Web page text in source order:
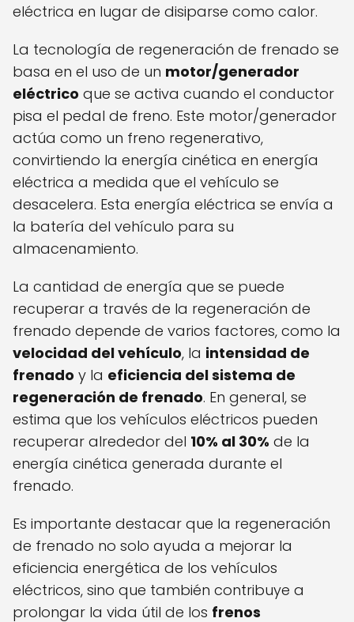
eléctrica en lugar de disiparse como calor.
La tecnología de regeneración de frenado se
basa en el uso de un motor/generador
eléctrico que se activa cuando el conductor
pisa el pedal de freno. Este motor/generador
actúa como un freno regenerativo,
convirtiendo la energía cinética en energía
eléctrica a medida que el vehículo se
desacelera. Esta energía eléctrica se envía a
la batería del vehículo para su
almacenamiento.
La cantidad de energía que se puede
recuperar a través de la regeneración de
frenado depende de varios factores, como la
velocidad del vehículo, la intensidad de
frenado y la eficiencia del sistema de
regeneración de frenado. En general, se
estima que los vehículos eléctricos pueden
recuperar alrededor del 10% al 30% de la
energía cinética generada durante el
frenado.
Es importante destacar que la regeneración
de frenado no solo ayuda a mejorar la
eficiencia energética de los vehículos
eléctricos, sino que también contribuye a
prolongar la vida útil de los frenos